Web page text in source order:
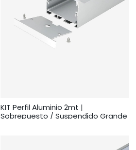
KIT Perfil Aluminio 2mt |
Sobrepuesto / Suspendido Grande